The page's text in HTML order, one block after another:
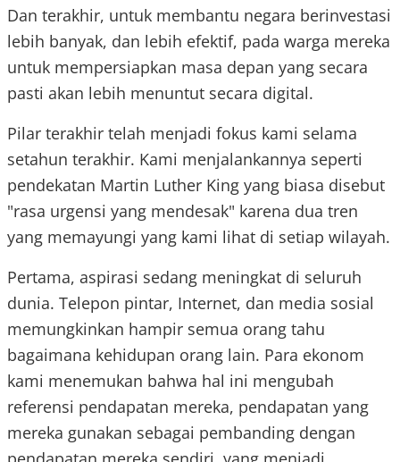
Dan terakhir, untuk membantu negara berinvestasi
lebih banyak, dan lebih efektif, pada warga mereka
untuk mempersiapkan masa depan yang secara
pasti akan lebih menuntut secara digital.
Pilar terakhir telah menjadi fokus kami selama
setahun terakhir. Kami menjalankannya seperti
pendekatan Martin Luther King yang biasa disebut
"rasa urgensi yang mendesak" karena dua tren
yang memayungi yang kami lihat di setiap wilayah.
Pertama, aspirasi sedang meningkat di seluruh
dunia. Telepon pintar, Internet, dan media sosial
memungkinkan hampir semua orang tahu
bagaimana kehidupan orang lain. Para ekonom
kami menemukan bahwa hal ini mengubah
referensi pendapatan mereka, pendapatan yang
mereka gunakan sebagai pembanding dengan